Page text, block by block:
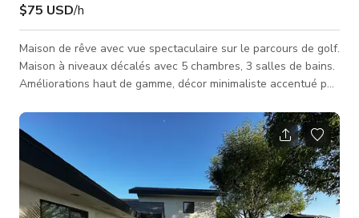
$75 USD/h
Maison de rêve avec vue spectaculaire sur le parcours de golf.
Maison à niveaux décalés avec 5 chambres, 3 salles de bains.
Améliorations haut de gamme, décor minimaliste accentué par
rénovée avec une peinture extérieure blanche et des
garnitures noires. Accès à la terrasse supérieure depuis
l'espace social ouvert, incroyable vue sur le parcours de golf.
Bain à remous dans le jardin arrière ainsi que barbecue,
chaises longu